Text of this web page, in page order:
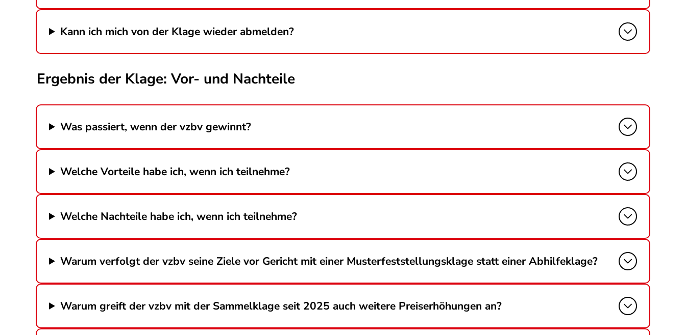
Kann ich mich von der Klage wieder abmelden?
Ergebnis der Klage: Vor- und Nachteile
Was passiert, wenn der vzbv gewinnt?
Welche Vorteile habe ich, wenn ich teilnehme?
Welche Nachteile habe ich, wenn ich teilnehme?
Warum verfolgt der vzbv seine Ziele vor Gericht mit einer Musterfeststellungsklage statt einer Abhilfeklage?
Warum greift der vzbv mit der Sammelklage seit 2025 auch weitere Preiserhöhungen an?